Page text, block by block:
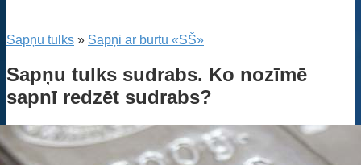
Sapņu tulks » Sapņi ar burtu «SŠ»
Sapņu tulks sudrabs. Ko nozīmē
sapnī redzēt sudrabs?